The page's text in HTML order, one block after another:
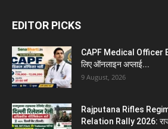
EDITOR PICKS
CAPF Medical Officer
लिए ऑनलाइन अप्लाई...
9 August, 2026
Rajputana Rifles
Relation Rally 2026: